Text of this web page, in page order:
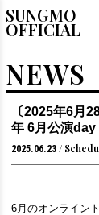
SUNGMO
OFFICIAL
NEWS
〔2025年6月
年 6月公演day
2025.06.23
6月のオンライン